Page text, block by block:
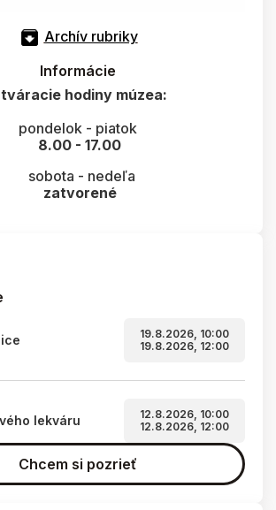
Archív rubriky
Informácie
hodiny múzea:
pondelok - piatok
8.00 - 17.00
sobota - nedeľa
zatvorené
19.8.2026, 10:00
19.8.2026, 12:00
lekváru
12.8.2026, 10:00
12.8.2026, 12:00
Chcem si pozrieť